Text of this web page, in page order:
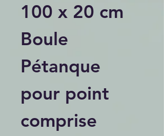
100 x 20 cm
Boule
Pétanque
pour point
comprise